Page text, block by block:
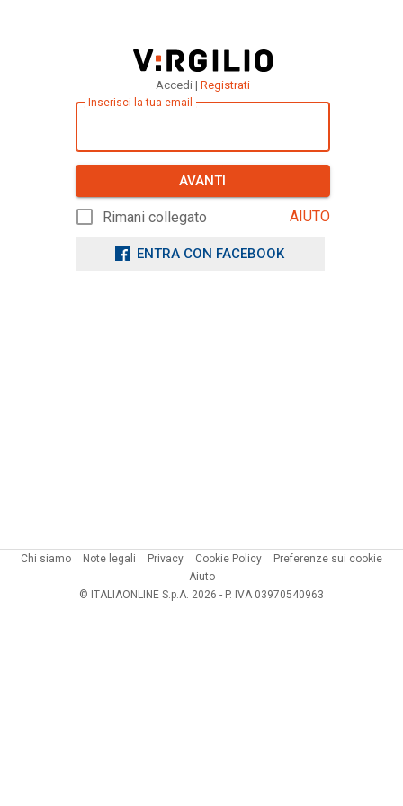
Accedi | Registrati
Inserisci la tua email
AVANTI
Rimani collegato AIUTO
ENTRA CON FACEBOOK
Chi siamo Note legali Privacy Cookie Policy
Preferenze sui cookie
Aiuto
© ITALIAONLINE S.p.A. 2026 - P. IVA 03970540963